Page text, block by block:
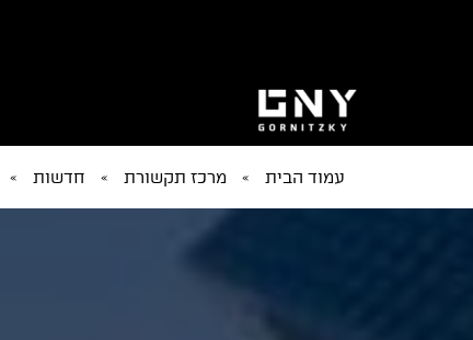
עמוד הבית » מרכז תקשורת » חדשות »